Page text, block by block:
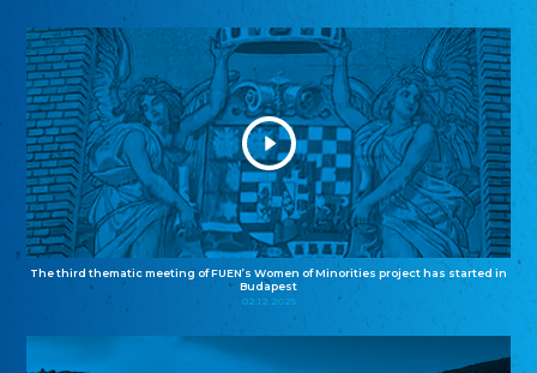
The third thematic meeting of FUEN’s Women of Minorities project has started in
Budapest
02.12.2025